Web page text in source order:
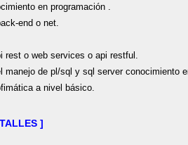
en programación .
end o net.
rest o web services o api restful.
manejo de pl/sql y sql server conocimiento
a nivel básico.
]